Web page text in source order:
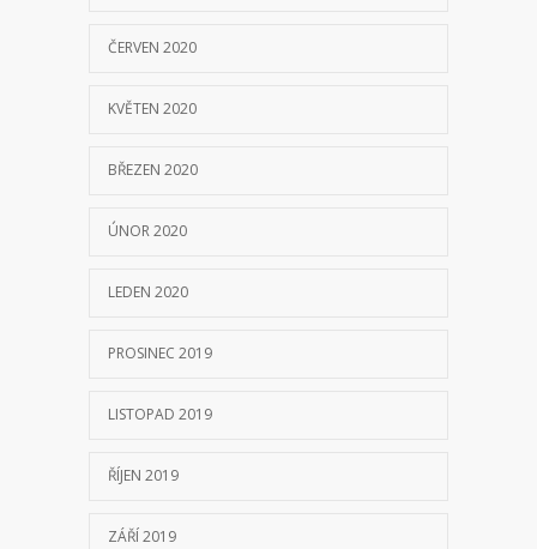
ČERVEN 2020
KVĚTEN 2020
BŘEZEN 2020
ÚNOR 2020
LEDEN 2020
PROSINEC 2019
LISTOPAD 2019
ŘÍJEN 2019
ZÁŘÍ 2019